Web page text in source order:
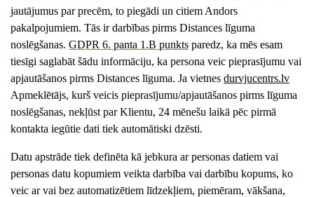
jautājumus par precēm, to piegādi un citiem Andors
pakalpojumiem. Tās ir darbības pirms Distances līguma
noslēgšanas. GDPR 6. panta 1.B punkts paredz, ka mēs esam
tiesīgi saglabāt šādu informāciju, ka persona veic pieprasījumu vai
apjautāšanos pirms Distances līguma. Ja vietnes durvjucentrs.lv
Apmeklētājs, kurš veicis pieprasījumu/apjautāšanos pirms līguma
noslēgšanas, nekļūst par Klientu, 24 mēnešu laikā pēc pirmā
kontakta iegūtie dati tiek automātiski dzēsti.
Datu apstrāde tiek definēta kā jebkura ar personas datiem vai
personas datu kopumiem veikta darbība vai darbību kopums, ko
veic ar vai bez automatizētiem līdzekļiem, piemēram, vākšana,